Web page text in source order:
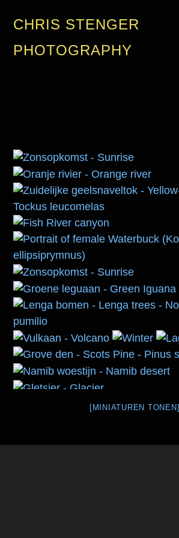
CHRIS STENGER
PHOTOGRAPHY
[MINIATUREN TONEN]